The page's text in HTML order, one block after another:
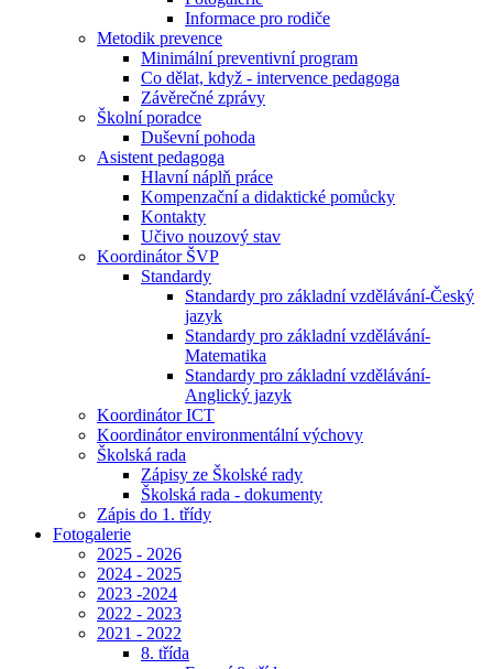
Informace pro rodiče
Metodik prevence
Minimální preventivní program
Co dělat, když - intervence pedagoga
Závěrečné zprávy
Školní poradce
Duševní pohoda
Asistent pedagoga
Hlavní náplň práce
Kompenzační a didaktické pomůcky
Kontakty
Učivo nouzový stav
Koordinátor ŠVP
Standardy
Standardy pro základní vzdělávání-Český
jazyk
Standardy pro základní vzdělávání-
Matematika
Standardy pro základní vzdělávání-
Anglický jazyk
Koordinátor ICT
Koordinátor environmentální výchovy
Školská rada
Zápisy ze Školské rady
Školská rada - dokumenty
Zápis do 1. třídy
Fotogalerie
2025 - 2026
2024 - 2025
2023 -2024
2022 - 2023
2021 - 2022
8. třída